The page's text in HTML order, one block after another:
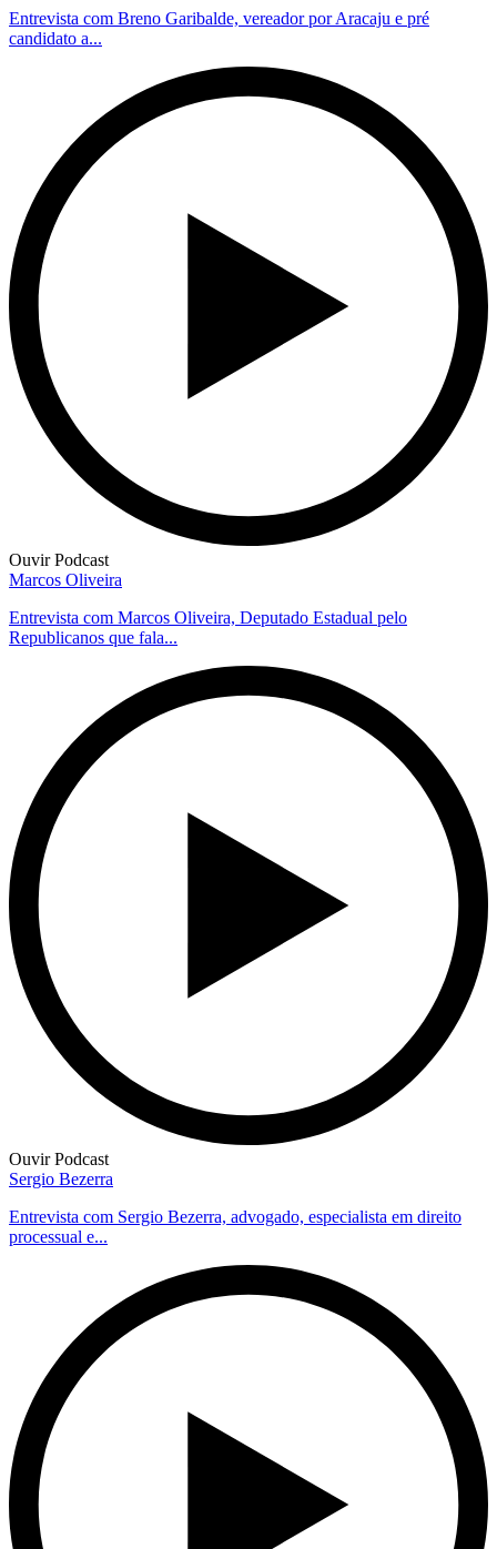
Entrevista com Breno Garibalde, vereador por Aracaju e pré
candidato a...
Ouvir Podcast
Marcos Oliveira
Entrevista com Marcos Oliveira, Deputado Estadual pelo
Republicanos que fala...
Ouvir Podcast
Sergio Bezerra
Entrevista com Sergio Bezerra, advogado, especialista em direito
processual e...